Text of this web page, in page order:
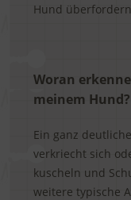
Hund
Woran
meinem Hund?
Ein ganz
verkriecht sich
kuscheln und
weitere typische